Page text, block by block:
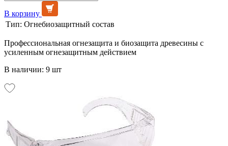
В корзину
Тип: Огнебиозащитный состав
Профессиональная огнезащита и биозащита древесины с
усиленным огнезащитным действием
В наличии: 9 шт